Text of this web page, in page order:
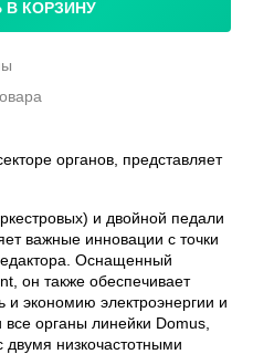
В КОРЗИНУ
органов, представляет
и двойной педали
важные инновации с точки
Оснащенный
он также обеспечивает
экономию электроэнергии и
органы линейки Domus,
низкочастотными